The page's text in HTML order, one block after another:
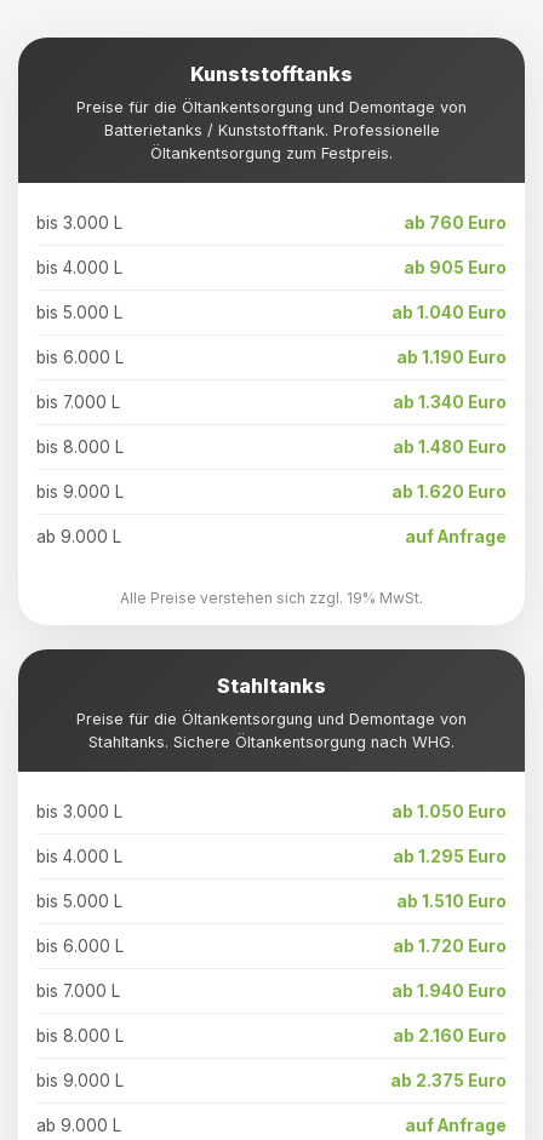
Kunststofftanks
Preise für die Öltankentsorgung und Demontage von
Batterietanks / Kunststofftank. Professionelle
Öltankentsorgung zum Festpreis.
bis 3.000 L ab 760 Euro
bis 4.000 L ab 905 Euro
bis 5.000 L ab 1.040 Euro
bis 6.000 L ab 1.190 Euro
bis 7.000 L ab 1.340 Euro
bis 8.000 L ab 1.480 Euro
bis 9.000 L ab 1.620 Euro
ab 9.000 L auf Anfrage
Alle Preise verstehen sich zzgl. 19% MwSt.
Stahltanks
Preise für die Öltankentsorgung und Demontage von
Stahltanks. Sichere Öltankentsorgung nach WHG.
bis 3.000 L ab 1.050 Euro
bis 4.000 L ab 1.295 Euro
bis 5.000 L ab 1.510 Euro
bis 6.000 L ab 1.720 Euro
bis 7.000 L ab 1.940 Euro
bis 8.000 L ab 2.160 Euro
bis 9.000 L ab 2.375 Euro
ab 9.000 L auf Anfrage